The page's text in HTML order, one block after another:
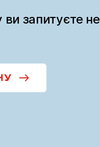
ви запитуєте не